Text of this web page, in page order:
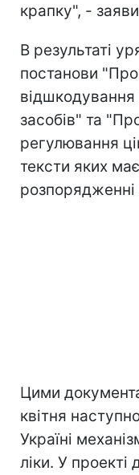
крапку", -
В результаті
постанови
відшкодування
засобів" та
регулювання
тексти яких
розпорядженні
Цими
квітня
Україні
ліки. У